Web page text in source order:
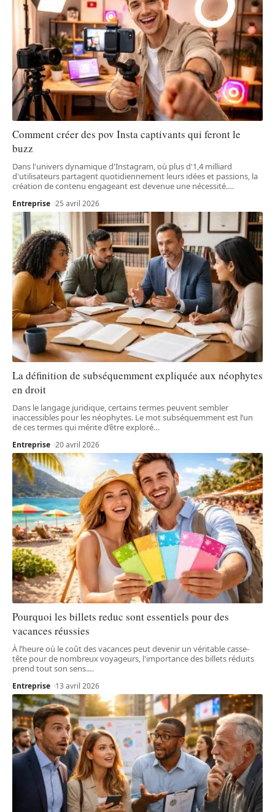
Comment créer des pov Insta captivants qui feront le
buzz
Dans l'univers dynamique d'Instagram, où plus d'1,4 milliard
d'utilisateurs partagent quotidiennement leurs idées et passions, la
création de contenu engageant est devenue une nécessité.…
Entreprise 25 avril 2026
La définition de subséquemment expliquée aux néophytes
en droit
Dans le langage juridique, certains termes peuvent sembler
inaccessibles pour les néophytes. Le mot subséquemment est l’un
de ces termes qui mérite d’être exploré…
Entreprise 20 avril 2026
Pourquoi les billets reduc sont essentiels pour des
vacances réussies
À l’heure où le coût des vacances peut devenir un véritable casse-
tête pour de nombreux voyageurs, l'importance des billets réduits
prend tout son sens.…
Entreprise 13 avril 2026